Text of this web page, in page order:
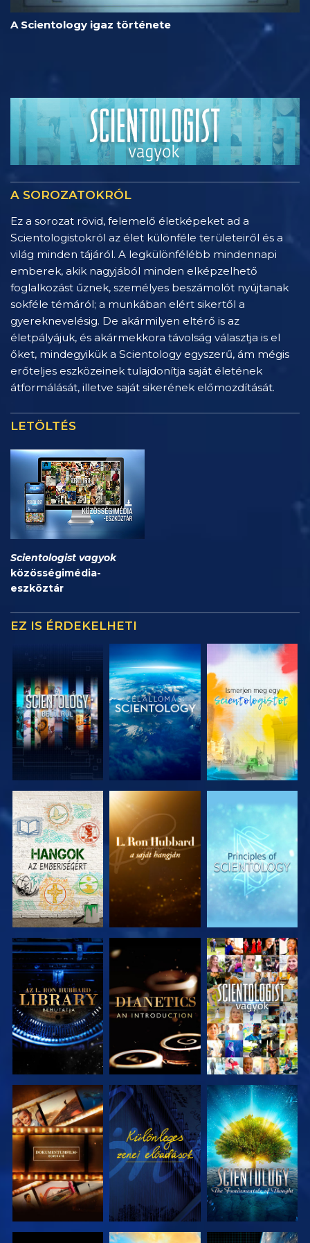
A Scientology igaz története
A SOROZATOKRÓL
Ez a sorozat rövid, felemelő életképeket ad a
Scientologistokról az élet különféle területeiről és a
világ minden tájáról. A legkülönfélébb mindennapi
emberek, akik nagyjából minden elképzelhető
foglalkozást űznek, személyes beszámolót nyújtanak
sokféle témáról; a munkában elért sikertől a
gyereknevelésig. De akármilyen eltérő is az
életpályájuk, és akármekkora távolság választja is el
őket, mindegyikük a Scientology egyszerű, ám mégis
erőteljes eszközeinek tulajdonítja saját életének
átformálását, illetve saját sikerének előmozdítását.
LETÖLTÉS
Scientologist vagyok
közösségimédia-
eszköztár
EZ IS ÉRDEKELHETI
A SOROZAT
RÉSZEI
A SOROZAT
RÉSZEI
A SOROZAT
RÉSZEI
A SOROZAT
RÉSZEI
A SOROZAT
RÉSZEI
MŰSORNÉZÉS
A SOROZAT
RÉSZEI
MŰSORNÉZÉS
A SOROZAT
RÉSZEI